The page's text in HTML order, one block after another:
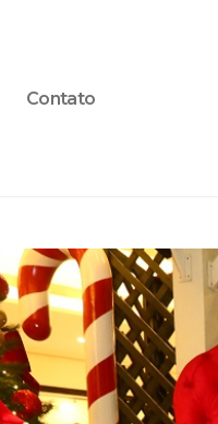
Contato